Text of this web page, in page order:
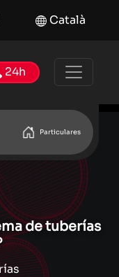
Català
24h
Particulares
de tuberías